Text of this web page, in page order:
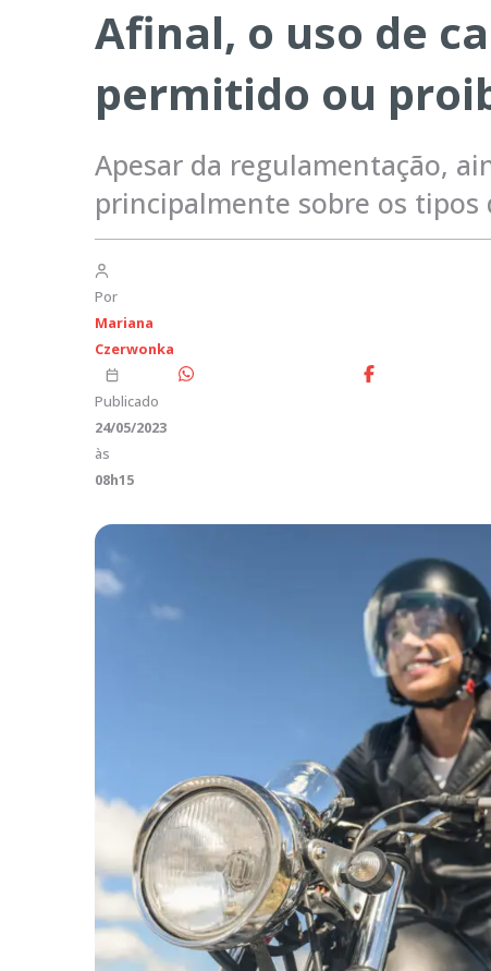
Afinal, o uso de
permitido ou
Apesar da regulamentação,
principalmente sobre os tipos
Por
Mariana
Czerwonka
Publicado
24/05/2023
às
08h15